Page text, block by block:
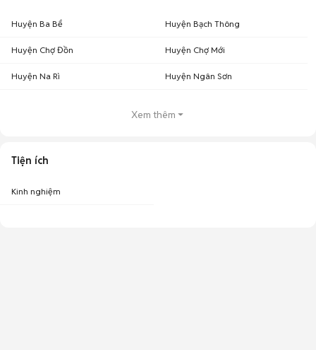
Huyện Ba Bể Huyện Bạch Thông
Huyện Chợ Đồn Huyện Chợ Mới
Huyện Na Rì Huyện Ngân Sơn
Xem thêm
Tiện ích
Kinh nghiệm